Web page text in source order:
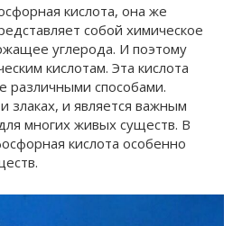
кислота, она же
собой химическое
углерода. И поэтому
кислотам. Эта кислота
различными способами.
злаках, и является важным
многих живых существ. В
кислота особенно